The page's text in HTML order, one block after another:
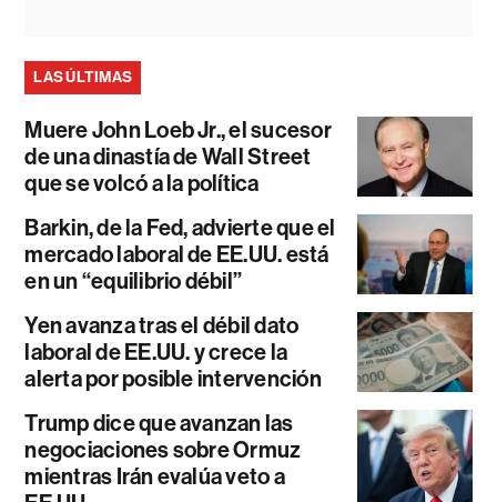
LAS ÚLTIMAS
Muere John Loeb Jr., el sucesor
de una dinastía de Wall Street
que se volcó a la política
Barkin, de la Fed, advierte que el
mercado laboral de EE.UU. está
en un “equilibrio débil”
Yen avanza tras el débil dato
laboral de EE.UU. y crece la
alerta por posible intervención
Trump dice que avanzan las
negociaciones sobre Ormuz
mientras Irán evalúa veto a